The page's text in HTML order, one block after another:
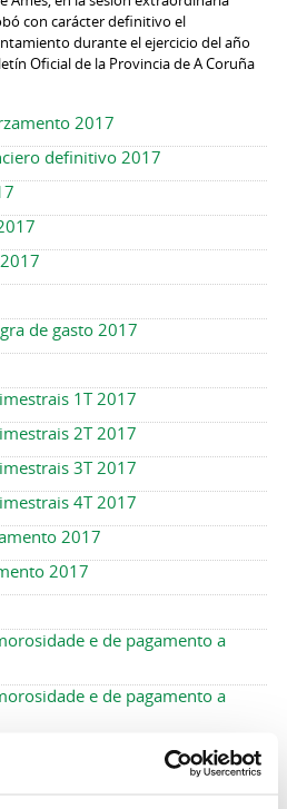
con carácter definitivo el
durante el ejercicio del año
Oficial de la Provincia de A Coruña
2017
definitivo 2017
de gasto 2017
1T 2017
2T 2017
3T 2017
4T 2017
2017
2017
e de pagamento a
e de pagamento a
e de pagamento a